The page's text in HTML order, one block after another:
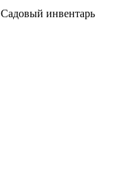
Садовый инвентарь